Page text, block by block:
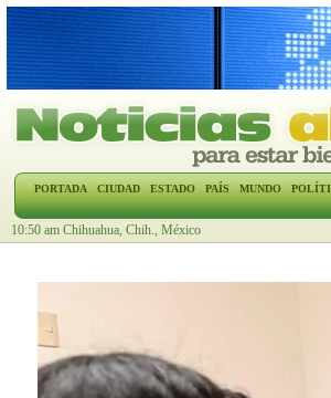
PORTADA CIUDAD ESTADO PAÍS MUNDO
10:50 am Chihuahua, Chih., México